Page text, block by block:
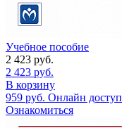
Учебное пособие
2 423 руб.
2 423 руб.
В корзину
959 руб. Онлайн доступ
Ознакомиться